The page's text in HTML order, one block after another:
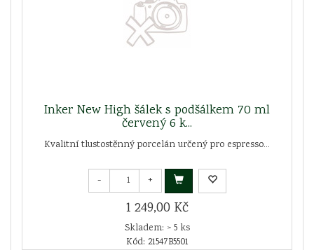
Inker New High šálek s podšálkem 70 ml
červený 6 k...
Kvalitní tlustostěnný porcelán určený pro espresso...
- +
1 249,00 Kč
Skladem: > 5 ks
Kód: 21547B5501